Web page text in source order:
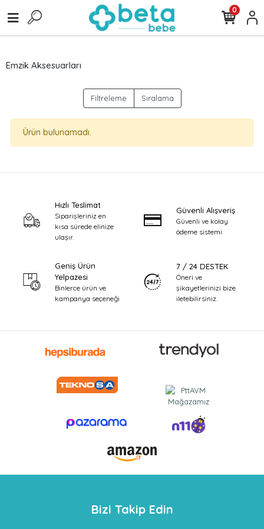
0
Emzik Aksesuarları
Filtreleme Sıralama
Ürün bulunamadı.
Hızlı Teslimat
Siparişleriniz en
kısa sürede elinize
ulaşır.
Güvenli Alışveriş
Güvenli ve kolay
ödeme sistemi
Geniş Ürün
Yelpazesi
Binlerce ürün ve
kampanya seçeneği
7 / 24 DESTEK
Öneri ve
şikayetlerinizi bize
iletebilirsiniz.
Bizi Takip Edin